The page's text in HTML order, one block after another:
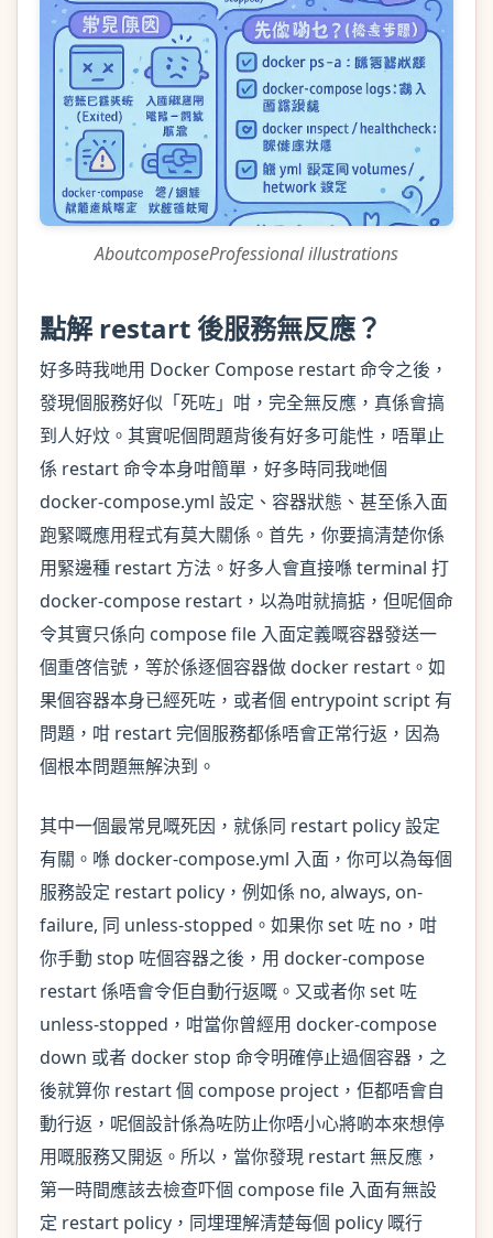
AboutcomposeProfessional illustrations
點解 restart 後服務無反應？
好多時我哋用 Docker Compose restart 命令之後，
發現個服務好似「死咗」咁，完全無反應，真係會搞
到人好炆。其實呢個問題背後有好多可能性，唔單止
係 restart 命令本身咁簡單，好多時同我哋個
docker-compose.yml 設定、容器狀態、甚至係入面
跑緊嘅應用程式有莫大關係。首先，你要搞清楚你係
用緊邊種 restart 方法。好多人會直接喺 terminal 打
docker-compose restart，以為咁就搞掂，但呢個命
令其實只係向 compose file 入面定義嘅容器發送一
個重啓信號，等於係逐個容器做 docker restart。如
果個容器本身已經死咗，或者個 entrypoint script 有
問題，咁 restart 完個服務都係唔會正常行返，因為
個根本問題無解決到。
其中一個最常見嘅死因，就係同 restart policy 設定
有關。喺 docker-compose.yml 入面，你可以為每個
服務設定 restart policy，例如係 no, always, on-
failure, 同 unless-stopped。如果你 set 咗 no，咁
你手動 stop 咗個容器之後，用 docker-compose
restart 係唔會令佢自動行返嘅。又或者你 set 咗
unless-stopped，咁當你曾經用 docker-compose
down 或者 docker stop 命令明確停止過個容器，之
後就算你 restart 個 compose project，佢都唔會自
動行返，呢個設計係為咗防止你唔小心將啲本來想停
用嘅服務又開返。所以，當你發現 restart 無反應，
第一時間應該去檢查吓個 compose file 入面有無設
定 restart policy，同埋理解清楚每個 policy 嘅行